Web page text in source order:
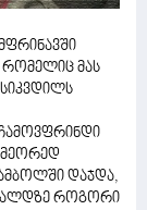
რომელიც მას
სიკვდილს
მეორედ
დაჯდა,
როგორი